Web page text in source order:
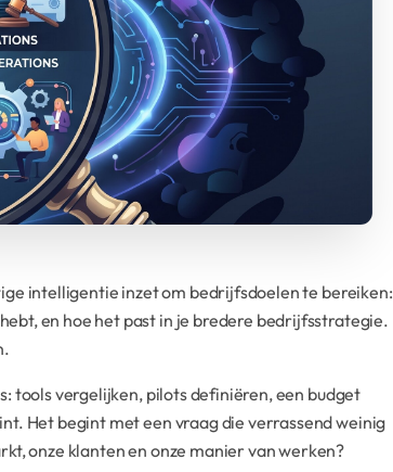
intelligentie inzet om bedrijfsdoelen te bereiken:
en hoe het past in je bredere bedrijfsstrategie.
tools vergelijken, pilots definiëren, een budget
Het begint met een vraag die verrassend weinig
onze klanten en onze manier van werken?